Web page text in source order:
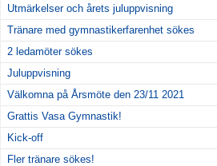
Utmärkelser och årets juluppvisning
Tränare med gymnastikerfarenhet sökes
2 ledamöter sökes
Juluppvisning
Välkomna på Årsmöte den 23/11 2021
Grattis Vasa Gymnastik!
Kick-off
Fler tränare sökes!